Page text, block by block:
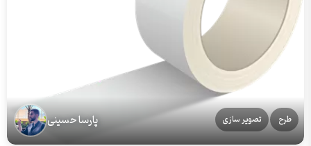
طرح تصویر سازی پارسا حسینی